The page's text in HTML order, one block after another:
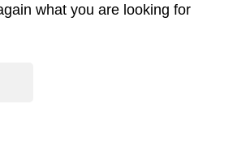
what you are looking for